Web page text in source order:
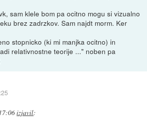
sam klele bom pa ocitno mogu si vizualno
brez zadrzkov. Sam najdt morm. Ker
stopnicko (ki mi manjka ocitno) in
relativnostne teorije ..." noben pa
izjavil: